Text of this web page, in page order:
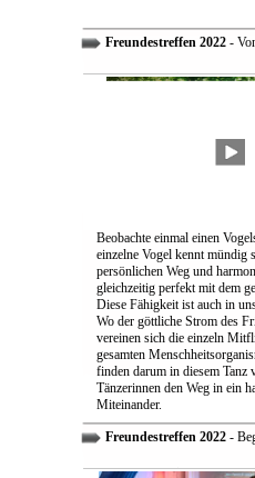
Freundestreffen 2022-
Beobachte einmal einen
einzelne Vogel kennt mündig
persönlichen Weg und
gleichzeitig perfekt mit dem
Diese Fähigkeit ist auch in
Wo der göttliche Strom des
vereinen sich die einzeln
gesamten
finden darum in diesem Tanz
Tänzerinnen den Weg in ein
Miteinander.
Freundestreffen 2022-